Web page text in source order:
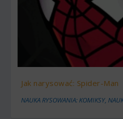
Jak narysować: Spider-Man
NAUKA RYSOWANIA: KOMIKSY,